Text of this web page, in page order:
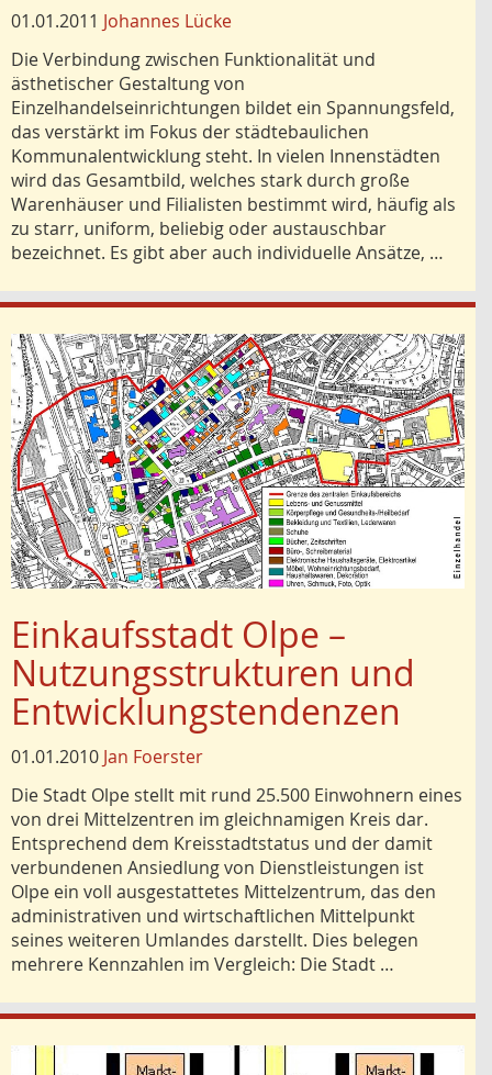
01.01.2011 Johannes Lücke
Die Verbindung zwischen Funktionalität und
ästhetischer Gestaltung von
Einzelhandelseinrichtungen bildet ein Spannungsfeld,
das verstärkt im Fokus der städtebaulichen
Kommunalentwicklung steht. In vielen Innenstädten
wird das Gesamtbild, welches stark durch große
Warenhäuser und Filialisten bestimmt wird, häufig als
zu starr, uniform, beliebig oder austauschbar
bezeichnet. Es gibt aber auch individuelle Ansätze, …
Einkaufsstadt Olpe –
Nutzungsstrukturen und
Entwicklungstendenzen
01.01.2010 Jan Foerster
Die Stadt Olpe stellt mit rund 25.500 Einwohnern eines
von drei Mittelzentren im gleichnamigen Kreis dar.
Entsprechend dem Kreisstadtstatus und der damit
verbundenen Ansiedlung von Dienstleistungen ist
Olpe ein voll ausgestattetes Mittelzentrum, das den
admi­nis­trativen und wirtschaftlichen Mittelpunkt
seines weiteren Umlandes darstellt. Dies belegen
mehrere Kennzahlen im Vergleich: Die Stadt …